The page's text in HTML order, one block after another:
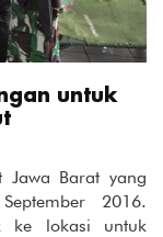
untuk
Jawa Barat yang
2016.
ke lokasi untuk